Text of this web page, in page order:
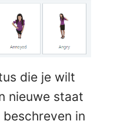
die je wilt
nieuwe staat
in